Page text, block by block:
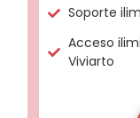
Soporte
Acceso
Viviarto